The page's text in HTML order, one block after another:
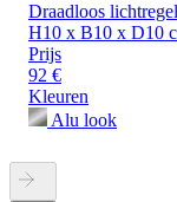
Draadloos
H10 x B10 x D10
Prijs
92 €
Kleuren
Alu look